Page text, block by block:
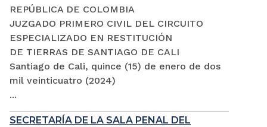
REPÚBLICA DE COLOMBIA
JUZGADO PRIMERO CIVIL DEL CIRCUITO
ESPECIALIZADO EN RESTITUCIÓN
DE TIERRAS DE SANTIAGO DE CALI
Santiago de Cali, quince (15) de enero de dos
mil veinticuatro (2024)
...
SECRETARÍA DE LA SALA PENAL DEL